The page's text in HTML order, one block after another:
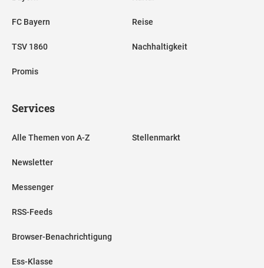
FC Bayern
TSV 1860
Promis
Reise
Nachhaltigkeit
Services
Alle Themen von A-Z
Newsletter
Messenger
RSS-Feeds
Browser-Benachrichtigung
Ess-Klasse
Stellenmarkt